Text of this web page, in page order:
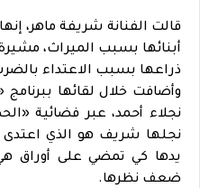
قالت الفنانة شريفة ماهر،
أبنائها بسبب الميراث،
ذراعها بسبب الاعتداء
وأضافت خلال لقائها ببرنامج
نجلاء أحمد، عبر فضائية
نجلها شريف هو الذي اعتدى
يدها كي تمضي على أوراق
ضعف نظرها.